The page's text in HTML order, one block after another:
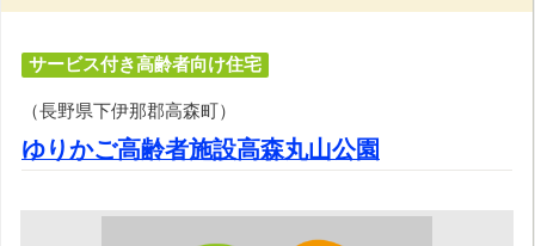
サービス付き高齢者向け住宅
（長野県下伊那郡高森町）
ゆりかご高齢者施設高森丸山公園